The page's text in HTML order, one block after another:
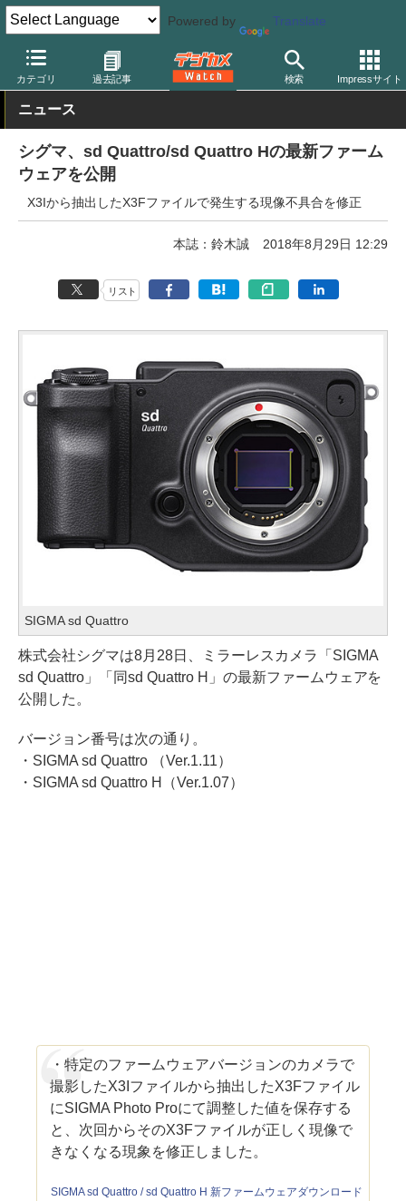
Powered by Translate
カテゴリ 過去記事 検索 Impressサイト
デジカメ Watch カメラ ミラーレスカメラ シグマ
ニュース
シグマ、sd Quattro/sd Quattro Hの最新ファーム
ウェアを公開
X3Iから抽出したX3Fファイルで発生する現像不具合を修正
本誌：鈴木誠 2018年8月29日 12:29
リスト
SIGMA sd Quattro
株式会社シグマは8月28日、ミラーレスカメラ「SIGMA
sd Quattro」「同sd Quattro H」の最新ファームウェアを
公開した。
バージョン番号は次の通り。
・SIGMA sd Quattro （Ver.1.11）
・SIGMA sd Quattro H（Ver.1.07）
・特定のファームウェアバージョンのカメラで
撮影したX3Iファイルから抽出したX3Fファイル
にSIGMA Photo Proにて調整した値を保存する
と、次回からそのX3Fファイルが正しく現像で
きなくなる現象を修正しました。
SIGMA sd Quattro / sd Quattro H 新ファームウェアダウンロード